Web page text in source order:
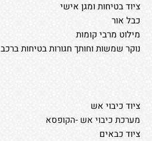
ציוד בטיחות ומגן אישי
כבל אור
מילוט מרבי קומות
נוקר שמשות וחותך חגורות בטיחות ברכב
ציוד כיבוי אש
מערכת כיבוי אש -הקופסא
ציוד כבאים